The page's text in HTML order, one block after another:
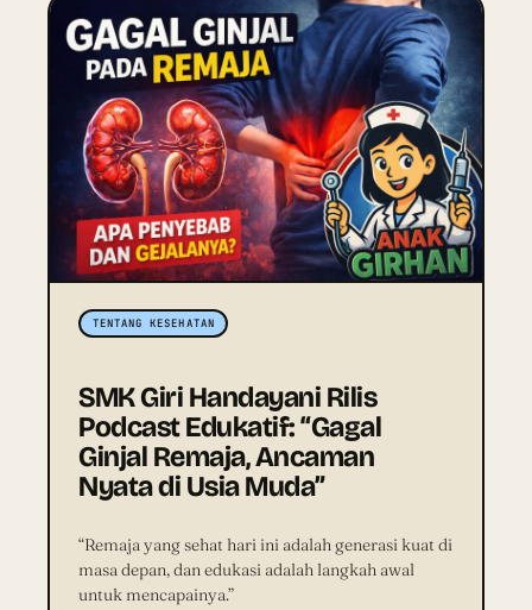
TENTANG KESEHATAN
SMK Giri Handayani Rilis
Podcast Edukatif: “Gagal
Ginjal Remaja, Ancaman
Nyata di Usia Muda”
“Remaja yang sehat hari ini adalah generasi kuat di
masa depan, dan edukasi adalah langkah awal
untuk mencapainya.”